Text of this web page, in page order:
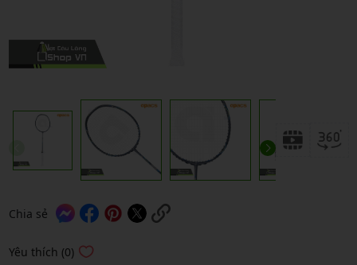
Chia sẻ
Yêu thích (0)